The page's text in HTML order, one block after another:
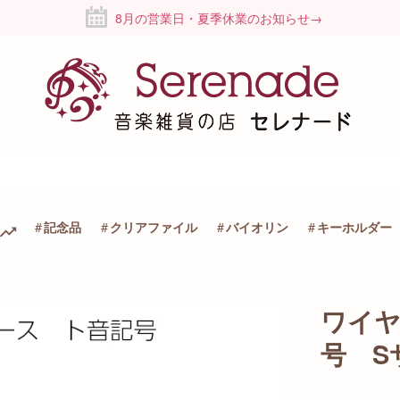
8月の営業日・夏季休業のお知らせ→
記念品 クリアファイル バイオリン キーホルダー
ワイ
号 S